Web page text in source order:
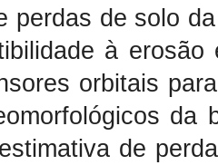
perdas de solo
à
orbitais
da
de